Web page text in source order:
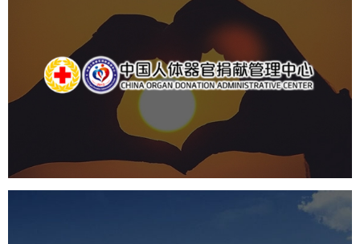
中国人体器官捐献管理中心
国企 品牌官网 网站建设